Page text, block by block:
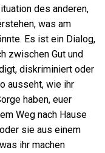
des anderen,
was am
Es ist ein Dialog,
zwischen Gut und
diskriminiert oder
ausseht, wie ihr
haben, euer
Weg nach Hause
sie aus einem
ihr machen